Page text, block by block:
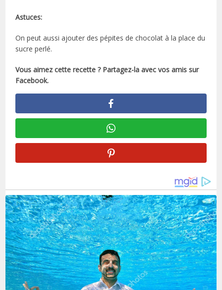
Astuces:
On peut aussi ajouter des pépites de chocolat à la place du
sucre perlé.
Vous aimez cette recette ? Partagez-la avec vos amis sur
Facebook.